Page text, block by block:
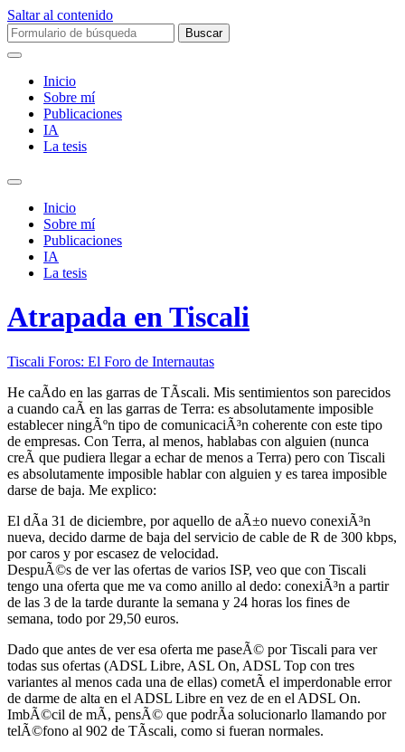
Saltar al contenido
Buscar:
Inicio
Sobre mí­
Publicaciones
IA
La tesis
Alternar
campo
búsqueda
Inicio
Sobre mí­
Publicaciones
IA
La tesis
Atrapada en Tiscali
Tiscali Foros: El Foro de Internautas
He caÃ­do en las garras de TÃ­scali. Mis sentimientos son parecidos
a cuando caÃ­ en las garras de Terra: es absolutamente imposible
establecer ningÃºn tipo de comunicaciÃ³n coherente con este tipo
de empresas. Con Terra, al menos, hablabas con alguien (nunca
creÃ­ que pudiera llegar a echar de menos a Terra) pero con Tiscali
es absolutamente imposible hablar con alguien y es tarea imposible
darse de baja. Me explico:
El dÃ­a 31 de diciembre, por aquello de aÃ±o nuevo conexiÃ³n
nueva, decido darme de baja del servicio de cable de R de 300 kbps,
por caros y por escasez de velocidad.
DespuÃ©s de ver las ofertas de varios ISP, veo que con Tiscali
tengo una oferta que me va como anillo al dedo: conexiÃ³n a partir
de las 3 de la tarde durante la semana y 24 horas los fines de
semana, todo por 29,50 euros.
Dado que antes de ver esa oferta me paseÃ© por Tiscali para ver
todas sus ofertas (ADSL Libre, ASL On, ADSL Top con tres
variantes al menos cada una de ellas) cometÃ­ el imperdonable error
de darme de alta en el ADSL Libre en vez de en el ADSL On.
ImbÃ©cil de mÃ­, pensÃ© que podrÃ­a solucionarlo llamando por
telÃ©fono al 902 de TÃ­scali, como si fueran normales.